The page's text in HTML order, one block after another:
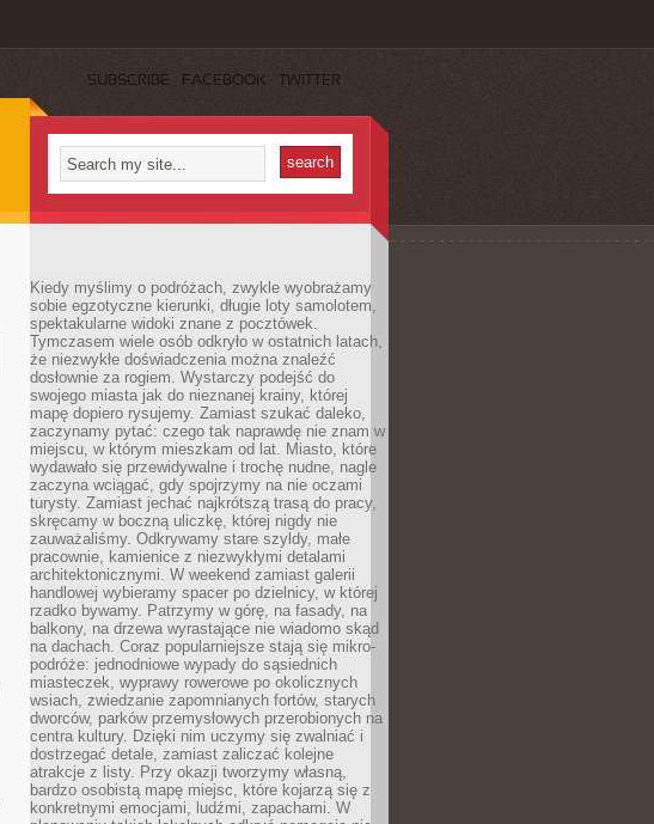
SUBSCRIBE FACEBOOK TWITTER
Kiedy myślimy o podróżach, zwykle wyobrażamy
sobie egzotyczne kierunki, długie loty samolotem,
spektakularne widoki znane z pocztówek.
Tymczasem wiele osób odkryło w ostatnich latach,
że niezwykłe doświadczenia można znaleźć
dosłownie za rogiem. Wystarczy podejść do
swojego miasta jak do nieznanej krainy, której
mapę dopiero rysujemy. Zamiast szukać daleko,
zaczynamy pytać: czego tak naprawdę nie znam w
miejscu, w którym mieszkam od lat. Miasto, które
wydawało się przewidywalne i trochę nudne, nagle
zaczyna wciągać, gdy spojrzymy na nie oczami
turysty. Zamiast jechać najkrótszą trasą do pracy,
skręcamy w boczną uliczkę, której nigdy nie
zauważaliśmy. Odkrywamy stare szyldy, małe
pracownie, kamienice z niezwykłymi detalami
architektonicznymi. W weekend zamiast galerii
handlowej wybieramy spacer po dzielnicy, w której
rzadko bywamy. Patrzymy w górę, na fasady, na
balkony, na drzewa wyrastające nie wiadomo skąd
na dachach. Coraz popularniejsze stają się mikro-
podróże: jednodniowe wypady do sąsiednich
miasteczek, wyprawy rowerowe po okolicznych
wsiach, zwiedzanie zapomnianych fortów, starych
dworców, parków przemysłowych przerobionych na
centra kultury. Dzięki nim uczymy się zwalniać i
dostrzegać detale, zamiast zaliczać kolejne
atrakcje z listy. Przy okazji tworzymy własną,
bardzo osobistą mapę miejsc, które kojarzą się z
konkretnymi emocjami, ludźmi, zapachami. W